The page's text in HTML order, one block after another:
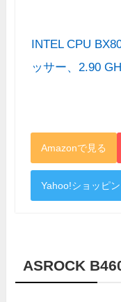
INTEL CPU
ッサー、2.90
Amazonで見る
Yahoo!ショッピ
ASROCK